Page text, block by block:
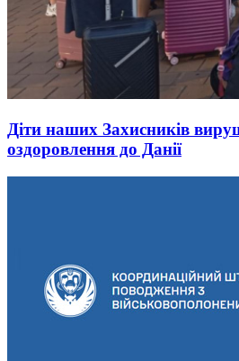
Діти наших Захисників
оздоровлення до Данії